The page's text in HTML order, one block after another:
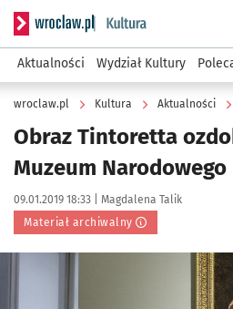
Serwis informacyjny wroclaw.pl
Aktualności Wydział Kultury
wroclaw.pl Kultura Aktualności
Obraz Tintoretta
Muzeum Narodowego
Data publikacji:
09.01.2019 18:33 | Autor:
Magdalena Talik
Materiał archiwalny
Kliknij, aby powiększyć